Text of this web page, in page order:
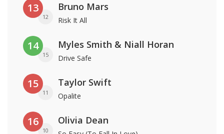
13
12
Bruno Mars
Risk It All
14
15
Myles Smith & Niall Horan
Drive Safe
15
11
Taylor Swift
Opalite
16
10
Olivia Dean